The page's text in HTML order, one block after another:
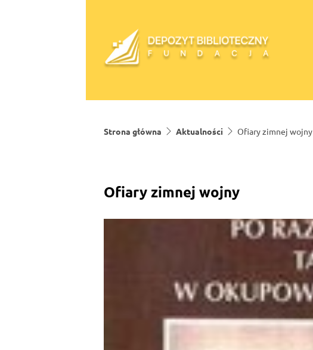
Strona główna Aktualności Ofiary zimnej wojny
Ofiary zimnej wojny